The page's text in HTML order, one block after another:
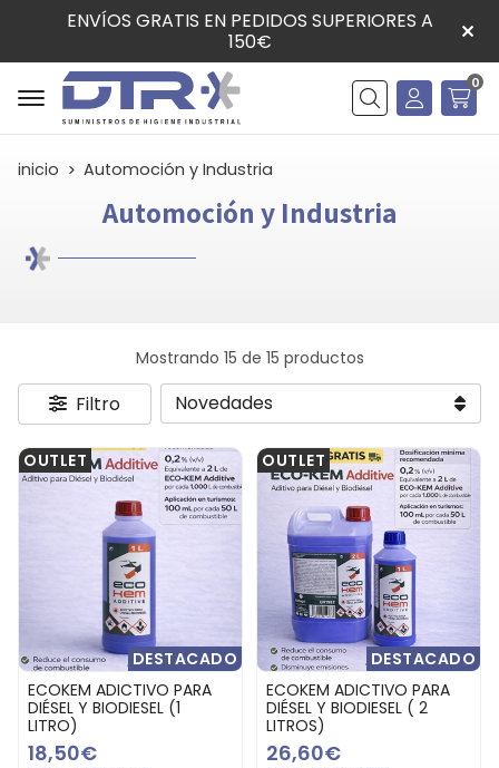
ENVÍOS GRATIS EN PEDIDOS SUPERIORES A
150€
Buscar
0
inicio Automoción y Industria
Automoción y Industria
Mostrando 15 de 15 productos
Filtro
DESTACADO
OUTLET
ECOKEM ADICTIVO PARA
DIÉSEL Y BIODIESEL (1
LITRO)
18,50€
DESTACADO
OUTLET
ECOKEM ADICTIVO PARA
DIÉSEL Y BIODIESEL ( 2
LITROS)
26,60€